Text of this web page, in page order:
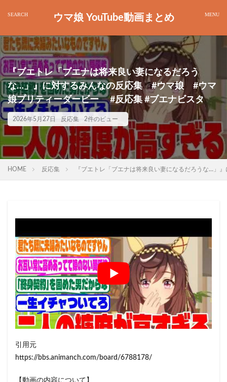
ウマ娘 YouTube動画まとめ
『ブエトレ「ブエナは将来良い妻になるだろう
な…」』に対するみんなの反応集 #ウマ娘 #ウマ
娘プリティーダービー #反応集 #ブエナビスタ
2026年5月27日 反応集 2件のビュー
HOME 反応集 『ブエトレ「ブエナは将来良い妻になるだろうな…
引用元
https://bbs.animanch.com/board/6788178/